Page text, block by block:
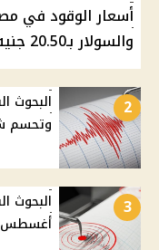
والسولار بـ20.50 جنيه
2
البحوث
وتحسم
3
أغسطس: